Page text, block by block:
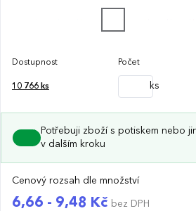
Dostupnost Počet
10 766 ks ks
Potřebuji zboží s potiskem nebo
v dalším kroku
Cenový rozsah dle množství
6,66 - 9,48 Kč bez DPH